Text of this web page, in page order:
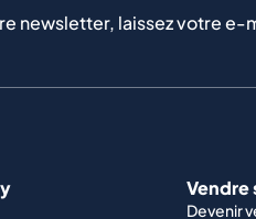
newsletter, laissez votre e-
Vendre
Devenir